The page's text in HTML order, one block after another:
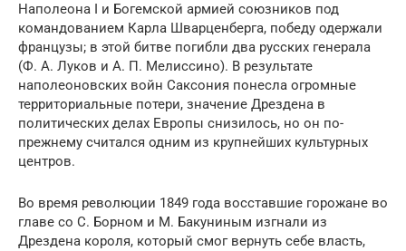
Наполеона I и Богемской армией союзников под
командованием Карла Шварценберга, победу одержали
французы; в этой битве погибли два русских генерала
(Ф. А. Луков и А. П. Мелиссино). В результате
наполеоновских войн Саксония понесла огромные
территориальные потери, значение Дрездена в
политических делах Европы снизилось, но он по-
прежнему считался одним из крупнейших культурных
центров.
Во время революции 1849 года восставшие горожане во
главе со С. Борном и М. Бакуниным изгнали из
Дрездена короля, который смог вернуть себе власть,